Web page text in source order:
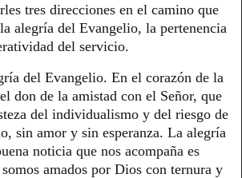
tres direcciones en el camino que
alegría del Evangelio, la pertenencia
del servicio.
del Evangelio. En el corazón de la
don de la amistad con el Señor, que
del individualismo y del riesgo de
sin amor y sin esperanza. La alegría
noticia que nos acompaña es
amados por Dios con ternura y